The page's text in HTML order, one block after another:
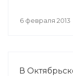
конференция
6 февраля 2013
В